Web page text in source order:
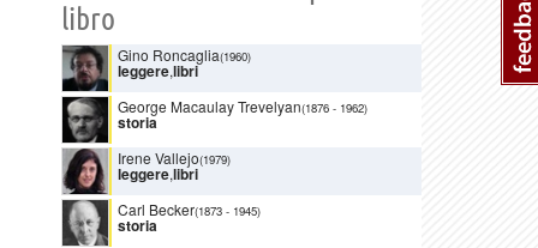
libro
Gino Roncaglia(1960)
leggere,libri
George Macaulay Trevelyan(1876 - 1962)
storia
Irene Vallejo(1979)
leggere,libri
Carl Becker(1873 - 1945)
storia